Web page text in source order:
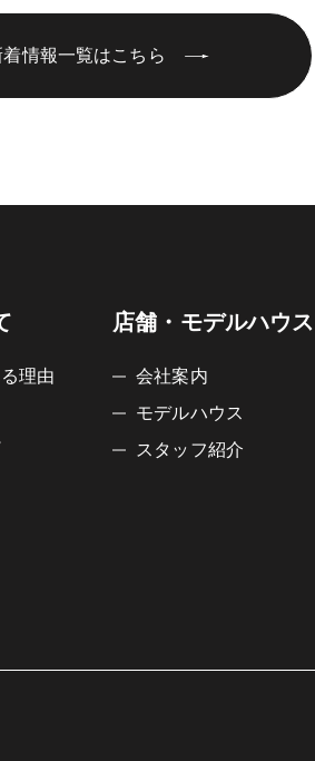
着情報一覧はこちら
理由
店舗・モデルハウス
会社案内
モデルハウス
スタッフ紹介